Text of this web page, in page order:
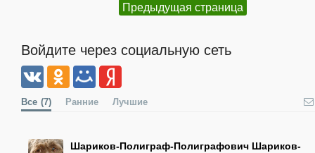
Предыдущая страница
Войдите через социальную сеть
Все (7) Ранние Лучшие
Шариков-Полиграф-Полиграфович Шариков-